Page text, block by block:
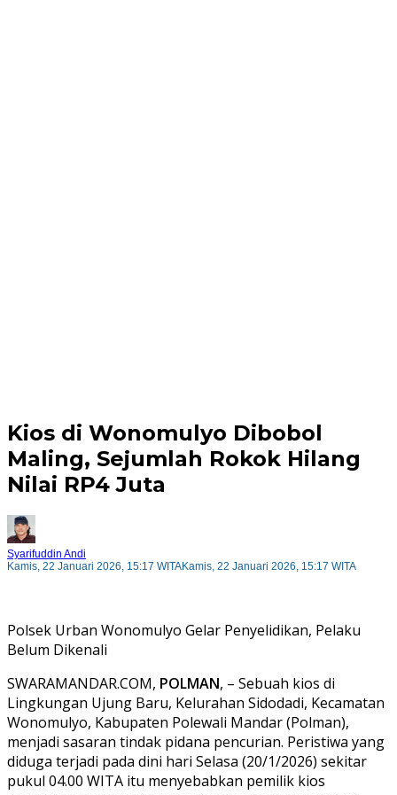
Kios di Wonomulyo Dibobol
Maling, Sejumlah Rokok Hilang
Nilai RP4 Juta
Syarifuddin Andi
Kamis, 22 Januari 2026, 15:17 WITAKamis, 22 Januari 2026, 15:17 WITA
Polsek Urban Wonomulyo Gelar Penyelidikan, Pelaku
Belum Dikenali
SWARAMANDAR.COM, POLMAN, – Sebuah kios di
Lingkungan Ujung Baru, Kelurahan Sidodadi, Kecamatan
Wonomulyo, Kabupaten Polewali Mandar (Polman),
menjadi sasaran tindak pidana pencurian. Peristiwa yang
diduga terjadi pada dini hari Selasa (20/1/2026) sekitar
pukul 04.00 WITA itu menyebabkan pemilik kios